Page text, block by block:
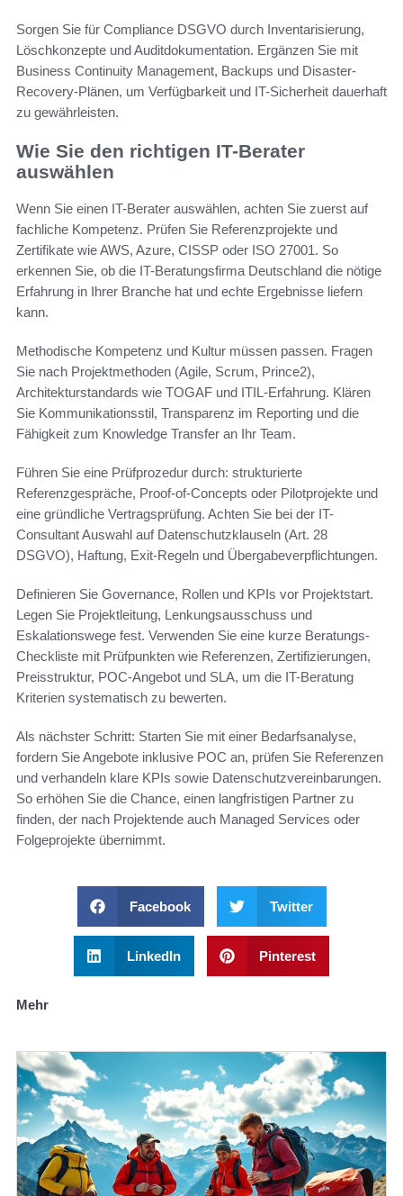
Sorgen Sie für Compliance DSGVO durch Inventarisierung,
Löschkonzepte und Auditdokumentation. Ergänzen Sie mit
Business Continuity Management, Backups und Disaster-
Recovery-Plänen, um Verfügbarkeit und IT-Sicherheit dauerhaft
zu gewährleisten.
Wie Sie den richtigen IT-Berater
auswählen
Wenn Sie einen IT-Berater auswählen, achten Sie zuerst auf
fachliche Kompetenz. Prüfen Sie Referenzprojekte und
Zertifikate wie AWS, Azure, CISSP oder ISO 27001. So
erkennen Sie, ob die IT-Beratungsfirma Deutschland die nötige
Erfahrung in Ihrer Branche hat und echte Ergebnisse liefern
kann.
Methodische Kompetenz und Kultur müssen passen. Fragen
Sie nach Projektmethoden (Agile, Scrum, Prince2),
Architekturstandards wie TOGAF und ITIL-Erfahrung. Klären
Sie Kommunikationsstil, Transparenz im Reporting und die
Fähigkeit zum Knowledge Transfer an Ihr Team.
Führen Sie eine Prüfprozedur durch: strukturierte
Referenzgespräche, Proof-of-Concepts oder Pilotprojekte und
eine gründliche Vertragsprüfung. Achten Sie bei der IT-
Consultant Auswahl auf Datenschutzklauseln (Art. 28
DSGVO), Haftung, Exit-Regeln und Übergabeverpflichtungen.
Definieren Sie Governance, Rollen und KPIs vor Projektstart.
Legen Sie Projektleitung, Lenkungsausschuss und
Eskalationswege fest. Verwenden Sie eine kurze Beratungs-
Checkliste mit Prüfpunkten wie Referenzen, Zertifizierungen,
Preisstruktur, POC-Angebot und SLA, um die IT-Beratung
Kriterien systematisch zu bewerten.
Als nächster Schritt: Starten Sie mit einer Bedarfsanalyse,
fordern Sie Angebote inklusive POC an, prüfen Sie Referenzen
und verhandeln klare KPIs sowie Datenschutzvereinbarungen.
So erhöhen Sie die Chance, einen langfristigen Partner zu
finden, der nach Projektende auch Managed Services oder
Folgeprojekte übernimmt.
Facebook Twitter
LinkedIn Pinterest
Mehr